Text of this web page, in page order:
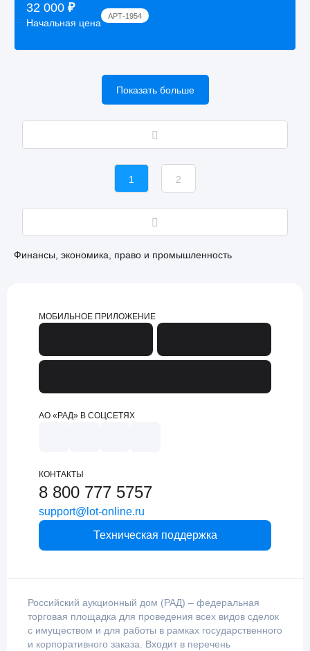
32 000 ₽
Начальная цена
АРТ-1954
Показать больше
1 2
Финансы, экономика, право и промышленность
МОБИЛЬНОЕ ПРИЛОЖЕНИЕ
АО «РАД» В СОЦСЕТЯХ
КОНТАКТЫ
8 800 777 5757
support@lot-online.ru
Техническая поддержка
Российский аукционный дом (РАД) – федеральная
торговая площадка для проведения всех видов сделок
с имуществом и для работы в рамках государственного
и корпоративного заказа. Входит в перечень